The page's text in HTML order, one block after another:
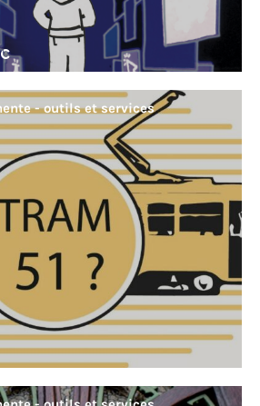
- outils et services